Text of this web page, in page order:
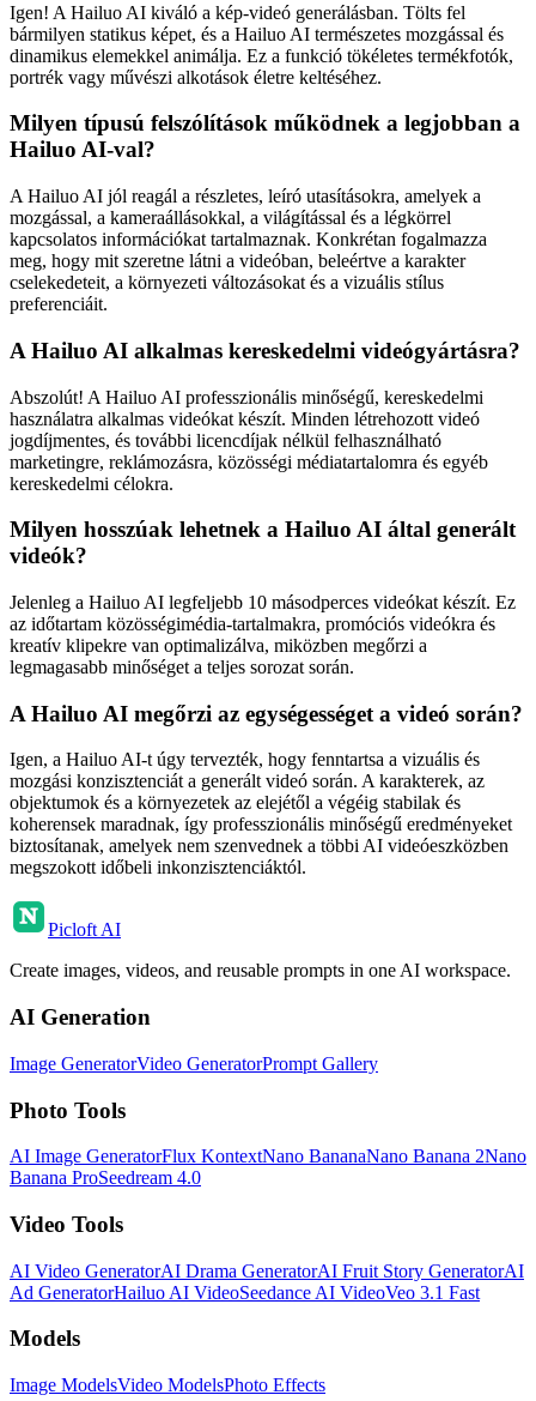
Igen! A Hailuo AI kiváló a kép-videó generálásban. Tölts fel
bármilyen statikus képet, és a Hailuo AI természetes mozgással és
dinamikus elemekkel animálja. Ez a funkció tökéletes termékfotók,
portrék vagy művészi alkotások életre keltéséhez.
Milyen típusú felszólítások működnek a legjobban a
Hailuo AI-val?
A Hailuo AI jól reagál a részletes, leíró utasításokra, amelyek a
mozgással, a kameraállásokkal, a világítással és a légkörrel
kapcsolatos információkat tartalmaznak. Konkrétan fogalmazza
meg, hogy mit szeretne látni a videóban, beleértve a karakter
cselekedeteit, a környezeti változásokat és a vizuális stílus
preferenciáit.
A Hailuo AI alkalmas kereskedelmi videógyártásra?
Abszolút! A Hailuo AI professzionális minőségű, kereskedelmi
használatra alkalmas videókat készít. Minden létrehozott videó
jogdíjmentes, és további licencdíjak nélkül felhasználható
marketingre, reklámozásra, közösségi médiatartalomra és egyéb
kereskedelmi célokra.
Milyen hosszúak lehetnek a Hailuo AI által generált
videók?
Jelenleg a Hailuo AI legfeljebb 10 másodperces videókat készít. Ez
az időtartam közösségimédia-tartalmakra, promóciós videókra és
kreatív klipekre van optimalizálva, miközben megőrzi a
legmagasabb minőséget a teljes sorozat során.
A Hailuo AI megőrzi az egységességet a videó során?
Igen, a Hailuo AI-t úgy tervezték, hogy fenntartsa a vizuális és
mozgási konzisztenciát a generált videó során. A karakterek, az
objektumok és a környezetek az elejétől a végéig stabilak és
koherensek maradnak, így professzionális minőségű eredményeket
biztosítanak, amelyek nem szenvednek a többi AI videóeszközben
megszokott időbeli inkonzisztenciáktól.
Picloft AI
Create images, videos, and reusable prompts in one AI workspace.
AI Generation
Image GeneratorVideo GeneratorPrompt Gallery
Photo Tools
AI Image GeneratorFlux KontextNano BananaNano Banana 2Nano
Banana ProSeedream 4.0
Video Tools
AI Video GeneratorAI Drama GeneratorAI Fruit Story GeneratorAI
Ad GeneratorHailuo AI VideoSeedance AI VideoVeo 3.1 Fast
Models
Image ModelsVideo ModelsPhoto Effects